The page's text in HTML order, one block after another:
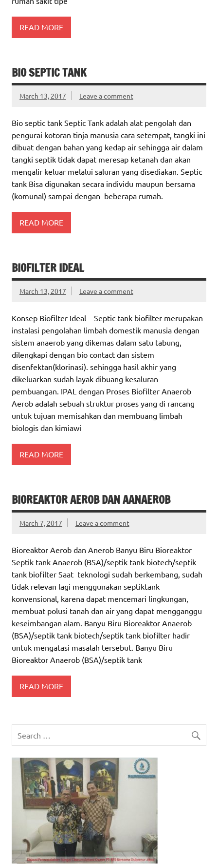
READ MORE
BIO SEPTIC TANK
March 13, 2017 Leave a comment
Bio septic tank Septic Tank adalah alat pengolah dan
pengurai kotoran tinja manusia cara setempat, tangki ini
dibuat dengan bahan yang kedap air sehingga air dalam
tangki septik tidak dapat meresap ketanah dan akan
mengalir keluar melalui saluran yang disediakan. Septic
tank Bisa digunakan secara individu maupun bersama
(komunal) sampai dengan beberapa rumah.
READ MORE
BIOFILTER IDEAL
March 13, 2017 Leave a comment
Konsep Biofilter Ideal Septic tank biofilter merupakan
instalasi pengolahan limbah domestik manusia dengan
sistem anaerob yang dikemas dalam satu tabung,
dilengkapi dengan bio contact dan sistem
disenfektan(klorinasi). sehingga hasil akhir yang
dikeluarkan sudah layak dibuang kesaluran
pembuangan. IPAL dengan Proses Biofilter Anaerob
Aerob adalah sebuah struktur proses yang di rancang
untuk tujuan memisahkan dan membuang limbah
biologis dan kimiawi
READ MORE
BIOREAKTOR AEROB DAN AANAEROB
March 7, 2017 Leave a comment
Bioreaktor Aerob dan Anerob Banyu Biru Bioreaktor
Septik tank Anaerob (BSA)/septik tank biotech/septik
tank biofilter Saat teknologi sudah berkembang, sudah
tidak relevan lagi menggunakan septiktank
konvensional, karena dapat mencemari lingkungan,
membuat polusi tanah dan air yang dapat mengganggu
keseimbangan alam. Banyu Biru Bioreaktor Anaerob
(BSA)/septik tank biotech/septik tank biofilter hadir
untuk mengatasi masalah tersebut. Banyu Biru
Bioreaktor Anaerob (BSA)/septik tank
READ MORE